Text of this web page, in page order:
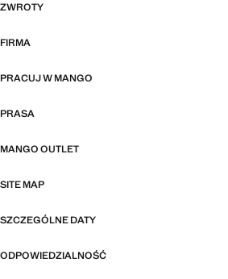
ZWROTY
FIRMA
PRACUJ W MANGO
PRASA
MANGO OUTLET
SITE MAP
SZCZEGÓLNE DATY
ODPOWIEDZIALNOŚĆ